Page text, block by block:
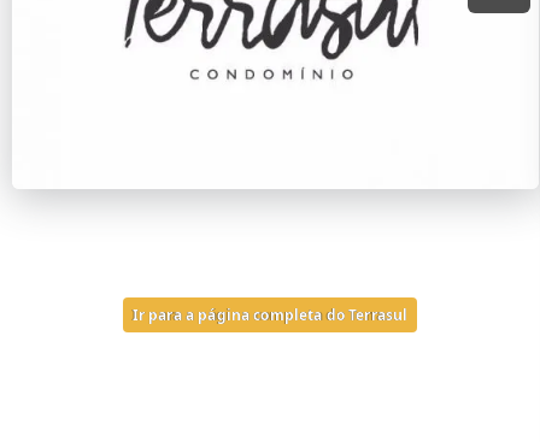
Ir para a página completa do Terrasul